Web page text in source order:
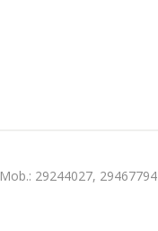
Mob.: 29244027, 29467794